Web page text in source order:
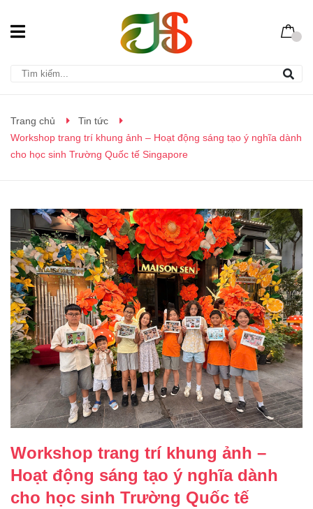
Trang chủ
Tin tức
Workshop trang trí khung ảnh – Hoạt động sáng tạo ý nghĩa dành
cho học sinh Trường Quốc tế Singapore
Workshop trang trí khung ảnh –
Hoạt động sáng tạo ý nghĩa dành
cho học sinh Trường Quốc tế